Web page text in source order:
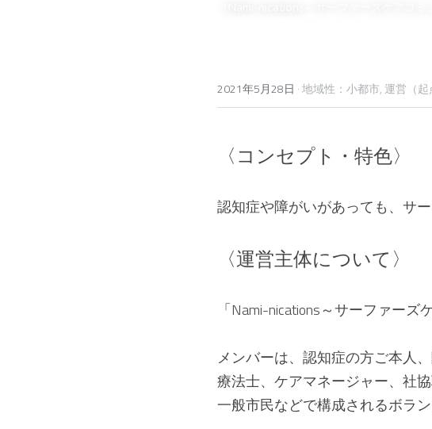
2021年5月28日 ·地域性：小都市, 運営（
〈コンセプト・特色〉
認知症や障がいがあっても、サ
〈運営主体について
「Nami-nications～サーファーズ
メンバーは、認知症の方ご本人
療法士、ケアマネージャー、社
一般市民などで構成されるボラン